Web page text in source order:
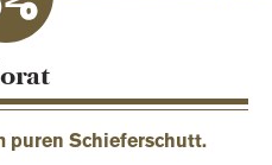
puren Schieferschutt.